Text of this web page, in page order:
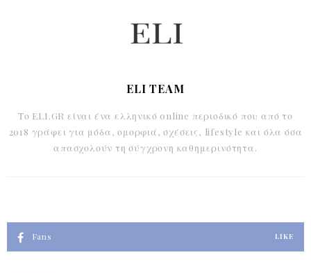
ELI TEAM
Το ELI.GR είναι ένα ελληνικό online περιοδικό που από το
2018 γράφει για μόδα, ομορφιά, σχέσεις, lifestyle και όλα όσα
απασχολούν τη σύγχρονη καθημερινότητα.
Fans LIKE